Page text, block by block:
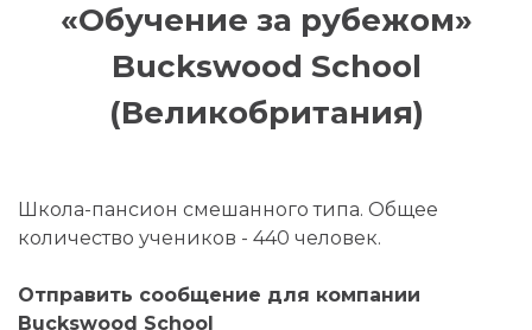
«Обучение за рубежом»
Buckswood School
(Великобритания)
Школа-пансион смешанного типа. Общее
количество учеников - 440 человек.
Отправить сообщение для компании
Buckswood School